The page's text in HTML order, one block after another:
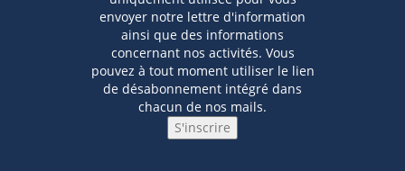
envoyer notre lettre d'information
ainsi que des informations
concernant nos activités. Vous
pouvez à tout moment utiliser le lien
de désabonnement intégré dans
chacun de nos mails.